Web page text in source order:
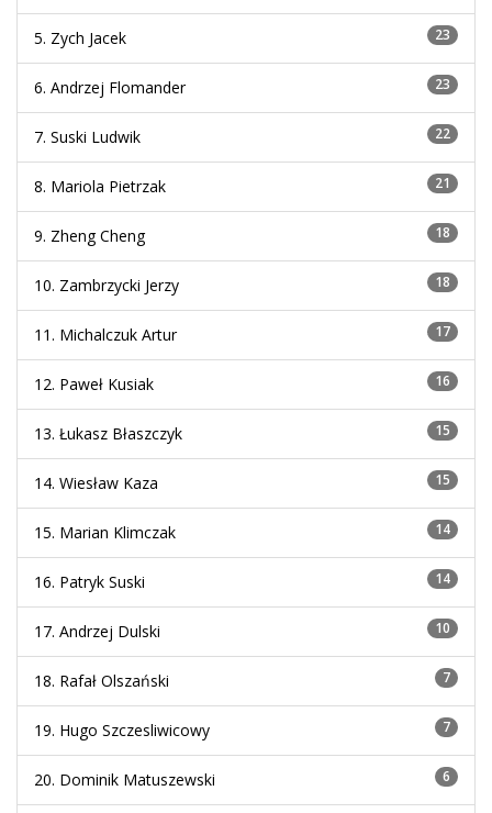
5. Zych Jacek 23
6. Andrzej Flomander 23
7. Suski Ludwik 22
8. Mariola Pietrzak 21
9. Zheng Cheng 18
10. Zambrzycki Jerzy 18
11. Michalczuk Artur 17
12. Paweł Kusiak 16
13. Łukasz Błaszczyk 15
14. Wiesław Kaza 15
15. Marian Klimczak 14
16. Patryk Suski 14
17. Andrzej Dulski 10
18. Rafał Olszański 7
19. Hugo Szczesliwicowy 7
20. Dominik Matuszewski 6